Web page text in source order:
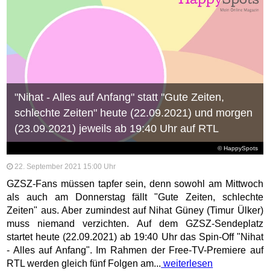
© HappySpots
"Nihat - Alles auf Anfang" statt "Gute Zeiten,
schlechte Zeiten" heute (22.09.2021) und morgen
(23.09.2021) jeweils ab 19:40 Uhr auf RTL
22. September 2021 15:00 Uhr
GZSZ-Fans müssen tapfer sein, denn sowohl am Mittwoch
als auch am Donnerstag fällt "Gute Zeiten, schlechte
Zeiten" aus. Aber zumindest auf Nihat Güney (Timur Ülker)
muss niemand verzichten. Auf dem GZSZ-Sendeplatz
startet heute (22.09.2021) ab 19:40 Uhr das Spin-Off "Nihat
- Alles auf Anfang". Im Rahmen der Free-TV-Premiere auf
RTL werden gleich fünf Folgen am... weiterlesen